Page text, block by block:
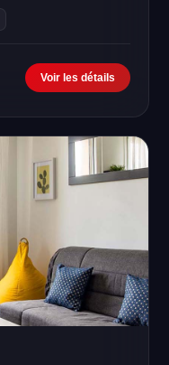
Voir les détails